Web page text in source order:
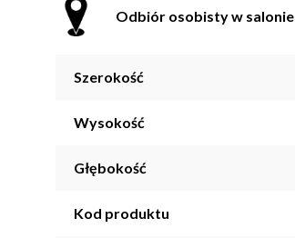
Odbiór osobisty w salonie
Szerokość
Wysokość
Głębokość
Kod produktu